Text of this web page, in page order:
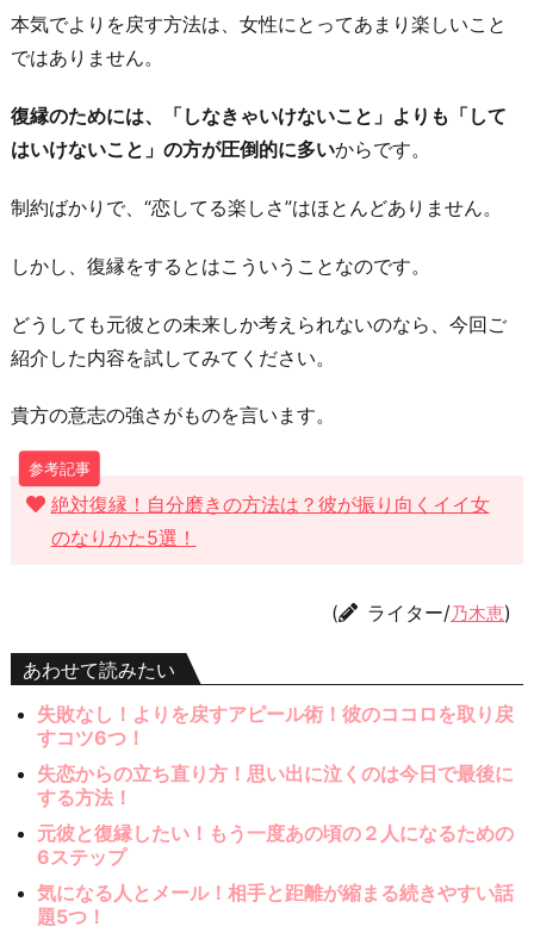
本気でよりを戻す方法は、女性にとってあまり楽しいこと
ではありません。
復縁のためには、「しなきゃいけないこと」よりも「して
はいけないこと」の方が圧倒的に多いからです。
制約ばかりで、“恋してる楽しさ”はほとんどありません。
しかし、復縁をするとはこういうことなのです。
どうしても元彼との未来しか考えられないのなら、今回ご
紹介した内容を試してみてください。
貴方の意志の強さがものを言います。
絶対復縁！自分磨きの方法は？彼が振り向くイイ女
のなりかた5選！
( ライター/乃木恵)
あわせて読みたい
失敗なし！よりを戻すアピール術！彼のココロを取り戻
すコツ6つ！
失恋からの立ち直り方！思い出に泣くのは今日で最後に
する方法！
元彼と復縁したい！もう一度あの頃の２人になるための
6ステップ
気になる人とメール！相手と距離が縮まる続きやすい話
題5つ！